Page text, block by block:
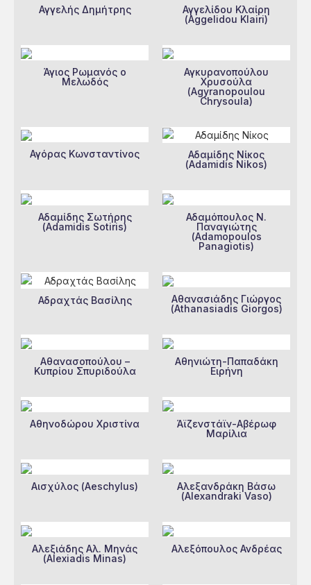
Αγγελής Δημήτρης
Αγγελίδου Κλαίρη
(Aggelidou Klairi)
Άγιος Ρωμανός ο
Μελωδός
Αγκυρανοπούλου
Χρυσούλα
(Agyranopoulou
Chrysoula)
Αγόρας Κωνσταντίνος
Αδαμίδης Νίκος
(Adamidis Nikos)
Αδαμίδης Σωτήρης
(Adamidis Sotiris)
Αδαμόπουλος Ν.
Παναγιώτης
(Adamopoulos
Panagiotis)
Αδραχτάς Βασίλης
Αθανασιάδης Γιώργος
(Athanasiadis Giorgos)
Αθανασοπούλου –
Κυπρίου Σπυριδούλα
Αθηνιώτη-Παπαδάκη
Ειρήνη
Αθηνοδώρου Χριστίνα
Άϊζενστάϊν-Αβέρωφ
Μαρίλια
Αισχύλος (Aeschylus)
Αλεξανδράκη Βάσω
(Alexandraki Vaso)
Αλεξιάδης Αλ. Μηνάς
(Alexiadis Minas)
Αλεξόπουλος Ανδρέας